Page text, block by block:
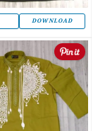
DOWNLOAD